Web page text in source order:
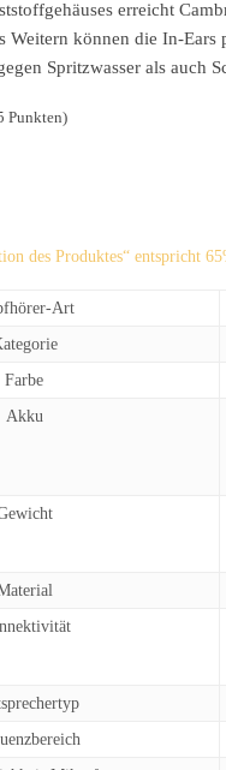
erreicht
Weitern können die In-
Spritzwasser als auch
Punkten)
des Produktes“ entspricht
Art
Farbe
Akku